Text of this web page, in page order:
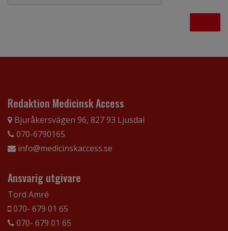
Redaktion Medicinsk Access
Bjuråkersvägen 96, 827 93 Ljusdal
070-6790165
info@medicinskaccess.se
Ansvarig utgivare
Tord Amré
070- 679 01 65
070- 679 01 65